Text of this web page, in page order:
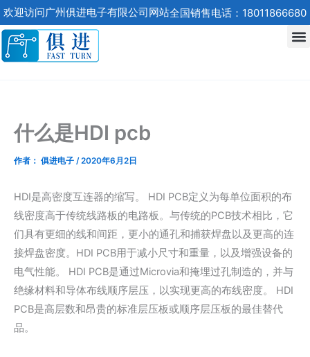
跳
至
内
容
欢迎访问广州俱进电子有限公司网站全国销售电话：18011866680
什么是HDI pcb
作者： 俱进电子 /2020年6月2日
HDI是高密度互连器的缩写。 HDI PCB定义为每单位面积的布
线密度高于传统线路板的电路板。与传统的PCB技术相比，它
们具有更细的线和间距，更小的通孔和捕获焊盘以及更高的连
接焊盘密度。HDI PCB用于减小尺寸和重量，以及增强设备的
电气性能。 HDI PCB是通过Microvia和掩埋过孔制造的，并与
绝缘材料和导体布线顺序层压，以实现更高的布线密度。 HDI
PCB是高层数和昂贵的标准层压板或顺序层压板的最佳替代
品。